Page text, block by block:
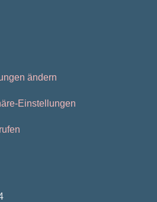
ändern
Einstellungen